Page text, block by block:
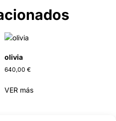
olivia
640,00 €
VER más